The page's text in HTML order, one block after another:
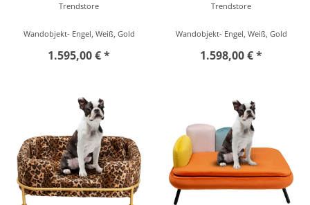
Trendstore
Wandobjekt- Engel, Weiß, Gold
1.595,00 € *
Trendstore
Wandobjekt- Engel, Weiß, Gold
1.598,00 € *